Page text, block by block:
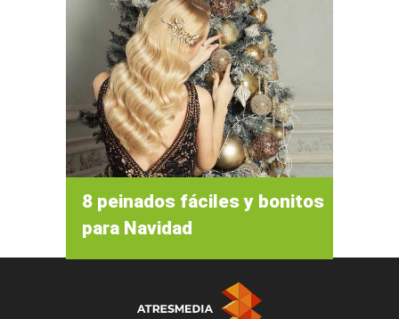
8 peinados fáciles y bonitos
para Navidad